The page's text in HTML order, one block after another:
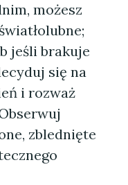
możesz
jeśli brakuje
się na
i rozważ
zblednięte